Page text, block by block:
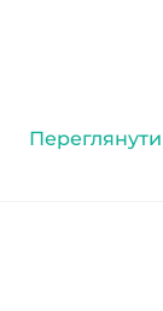
Переглянути